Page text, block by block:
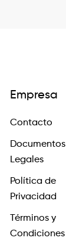
Empresa
Contacto
Documentos
Legales
Política de
Privacidad
Términos y
Condiciones